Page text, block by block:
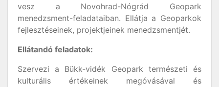
vesz a Novohrad-Nógrád Geopark
menedzsment-feladataiban. Ellátja a Geoparkok
fejlesztéseinek, projektjeinek menedzsmentjét.
Ellátandó feladatok:
Szervezi a Bükk-vidék Geopark természeti és
kulturális értékeinek megóvásával és